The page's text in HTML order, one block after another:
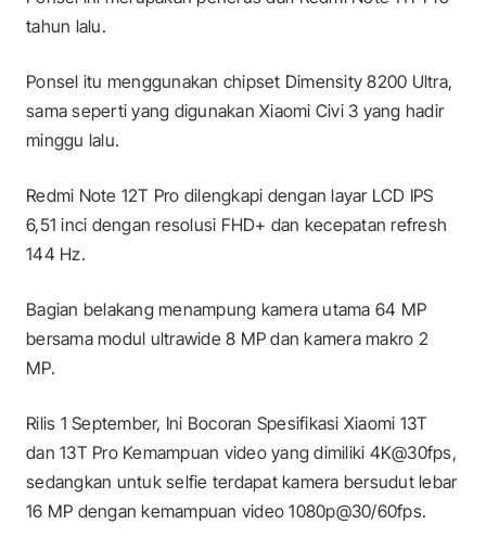
tahun lalu.
Ponsel itu menggunakan chipset Dimensity 8200 Ultra,
sama seperti yang digunakan Xiaomi Civi 3 yang hadir
minggu lalu.
Redmi Note 12T Pro dilengkapi dengan layar LCD IPS
6,51 inci dengan resolusi FHD+ dan kecepatan refresh
144 Hz.
Bagian belakang menampung kamera utama 64 MP
bersama modul ultrawide 8 MP dan kamera makro 2
MP.
Rilis 1 September, Ini Bocoran Spesifikasi Xiaomi 13T
dan 13T Pro Kemampuan video yang dimiliki 4K@30fps,
sedangkan untuk selfie terdapat kamera bersudut lebar
16 MP dengan kemampuan video 1080p@30/60fps.